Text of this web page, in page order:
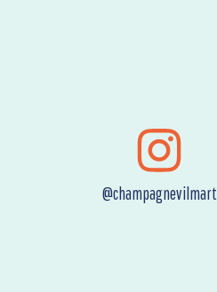
@champagnevilmart